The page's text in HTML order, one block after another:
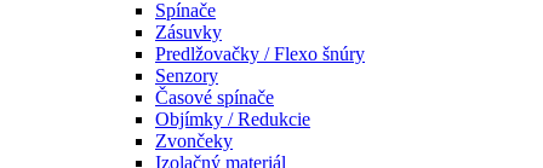
Spínače
Zásuvky
Predlžovačky / Flexo šnúry
Senzory
Časové spínače
Objímky / Redukcie
Zvončeky
Izolačný materiál